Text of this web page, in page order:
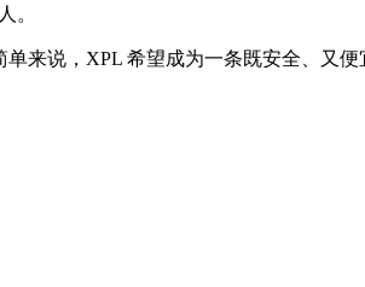
。
来说，XPL 希望成为一条既安全、又